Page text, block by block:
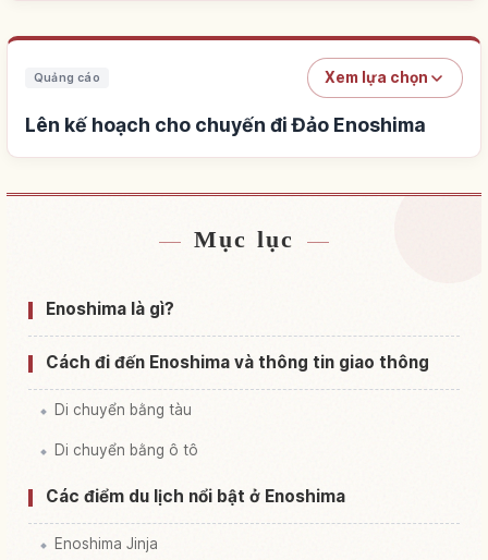
Quảng cáo Xem lựa chọn
Lên kế hoạch cho chuyến đi Đảo Enoshima
Tìm chỗ ở gần Đảo Enoshima
Tìm trải nghiệm tại Đảo Enoshima
Mục lục
Enoshima là gì?
Cách đi đến Enoshima và thông tin giao thông
Di chuyển bằng tàu
Di chuyển bằng ô tô
Các điểm du lịch nổi bật ở Enoshima
Enoshima Jinja